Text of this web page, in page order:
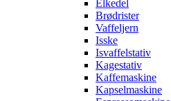
Elkedel
Brødrister
Vaffeljern
Isske
Isvaffelstativ
Kagestativ
Kaffemaskine
Kapselmaskine